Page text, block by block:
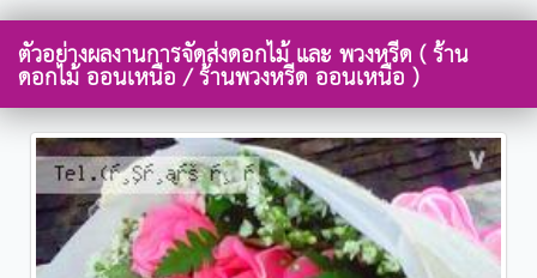
ตัวอย่างผลงานการจัดส่งดอกไม้ และ พวงหรีด ( ร้าน
ดอกไม้ ออนเหนือ / ร้านพวงหรีด ออนเหนือ )